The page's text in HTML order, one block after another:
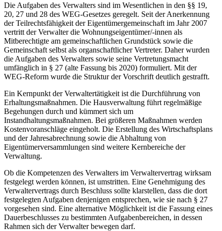
Die Aufgaben des Verwalters sind im Wesentlichen in den §§ 19,
20, 27 und 28 des WEG-Gesetzes geregelt. Seit der Anerkennung
der Teilrechtsfähigkeit der Eigentümergemeinschaft im Jahr 2007
vertritt der Verwalter die Wohnungseigentümer/-innen als
Mitberechtigte am gemeinschaftlichen Grundstück sowie die
Gemeinschaft selbst als organschaftlicher Vertreter. Daher wurden
die Aufgaben des Verwalters sowie seine Vertretungsmacht
umfänglich in § 27 (alte Fassung bis 2020) formuliert. Mit der
WEG-Reform wurde die Struktur der Vorschrift deutlich gestrafft.
Ein Kernpunkt der Verwaltertätigkeit ist die Durchführung von
Erhaltungsmaßnahmen. Die Hausverwaltung führt regelmäßige
Begehungen durch und kümmert sich um
Instandhaltungsmaßnahmen. Bei größeren Maßnahmen werden
Kostenvoranschläge eingeholt. Die Erstellung des Wirtschaftsplans
und der Jahresabrechnung sowie die Abhaltung von
Eigentümerversammlungen sind weitere Kernbereiche der
Verwaltung.
Ob die Kompetenzen des Verwalters im Verwaltervertrag wirksam
festgelegt werden können, ist umstritten. Eine Genehmigung des
Verwaltervertrags durch Beschluss sollte klarstellen, dass die dort
festgelegten Aufgaben denjenigen entsprechen, wie sie nach § 27
vorgesehen sind. Eine alternative Möglichkeit ist die Fassung eines
Dauerbeschlusses zu bestimmten Aufgabenbereichen, in dessen
Rahmen sich der Verwalter bewegen darf.